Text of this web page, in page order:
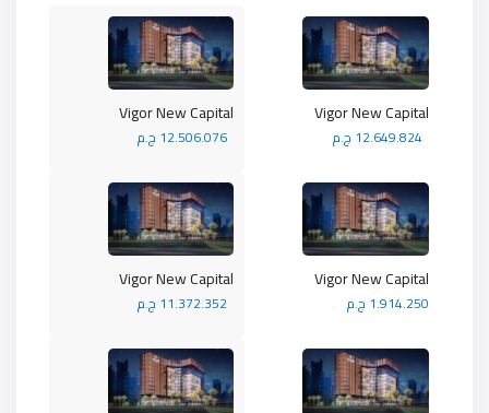
Vigor New Capital Vigor New Capital
Vigor New Capital Vigor New Capital
1.914.250 ج.م